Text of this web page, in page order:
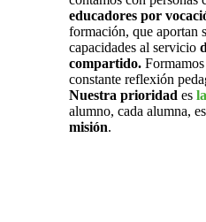
educadores por
formación, que aportan
capacidades al servicio
compartido.
constante reflexión
Nuestra prioridad es
alumno, cada alumna,
misión.